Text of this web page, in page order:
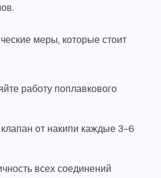
меры, которые стоит
работу поплавкового
от накипи каждые 3-6
всех соединений